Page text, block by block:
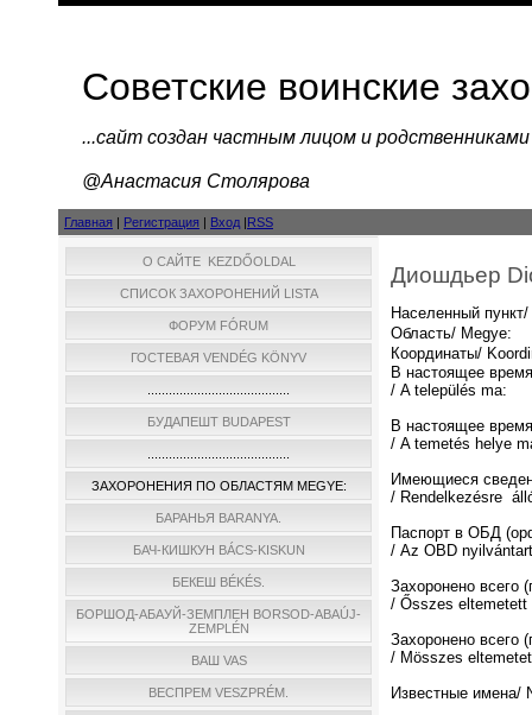
Советские воинские
...cайт создан частным лицом и
@Анастасия Столярова
Главная | Регистрация | Вход |RSS
О САЙТЕ KEZDŐOLDAL
СПИСОК ЗАХОРОНЕНИЙ LISTA
ФОРУМ FÓRUM
ГОСТЕВАЯ VENDÉG KÖNYV
БУДАПЕШТ BUDAPEST
ЗАХОРОНЕНИЯ ПО ОБЛАСТЯМ MEGYE:
БАРАНЬЯ BARANYA.
БАЧ-КИШКУН BÁCS-KISKUN
БЕКЕШ BÉKÉS.
БОРШОД-АБАУЙ-ЗЕМПЛЕН BORSOD-ABAÚJ-
ZEMPLÉN
ВАШ VAS
ВЕСПРЕМ VESZPRÉM.
Диошдьер
Населенный
Область/ Megye:
Координаты/
В настоящее
/ A település ma:
В настоящее
/ A temetés helye
Имеющиеся
/ Rendelkezésre
Паспорт в ОБД
/ Az OBD
Захоронено всего
/ Ősszes eltemetett
Захоронено всего
/ Мösszes
Известные имена/